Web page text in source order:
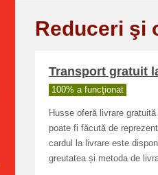
Reduceri şi
Transport gratuit
100% a funcţionat
Husse oferă livrare
poate fi făcută de
cardul la livrare este
greutatea și metoda de